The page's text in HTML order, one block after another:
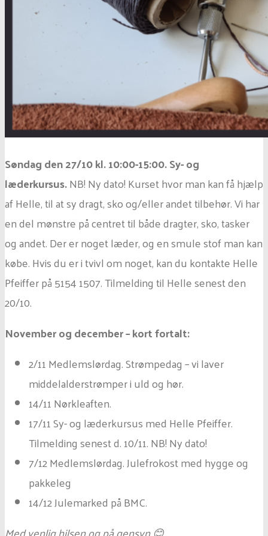
Søndag den 27/10 kl. 10:00-15:00. Sy- og
læderkursus.NB! Ny dato! Kurset hvor man kan få hjælp
af Helle, til at sy dragt, sko og/eller andet tilbehør. Vi har
en del mønstre på centret til både dragter, sko, tasker
og andet. Der er noget læder, og en smule stof man kan
købe. Hvis du er i tvivl om noget, kan du kontakte Helle
Pfeiffer på 5154 1507. Tilmelding til Helle senest den
20/10.
November og december – kort fortalt:
2/11 Medlemslørdag. Strømpedag – vi laver
middelalderstrømper i uld og hør.
14/11 Nørkleaften.
17/11 Sy- og læderkursus med Helle Pfeiffer.
Tilmelding senest d. 10/11. NB! Ny dato!
7/12 Medlemslørdag. Julefrokost med hygge og
pakkeleg
14/12 Julemarked på BMC.